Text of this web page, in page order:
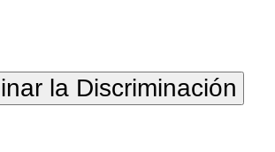
la Discriminación